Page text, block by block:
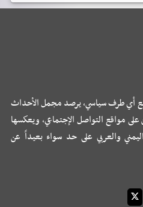
أي طرف سياسي، يرصد مجمل الأحداث
على مواقع التواصل الإجتماعي، ويعكسها
والعربي على حد سواء بعيداً عن